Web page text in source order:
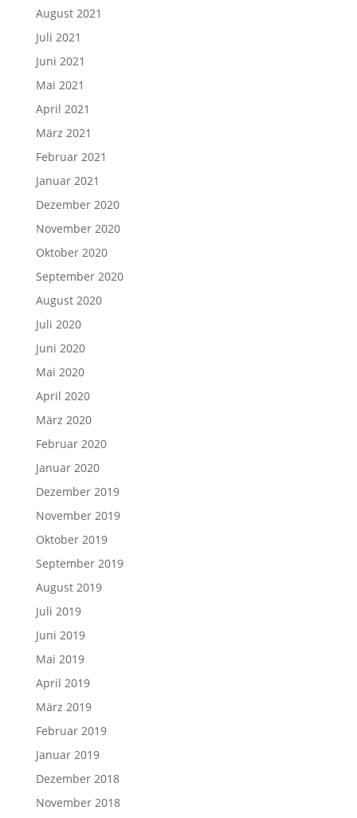
August 2021
Juli 2021
Juni 2021
Mai 2021
April 2021
März 2021
Februar 2021
Januar 2021
Dezember 2020
November 2020
Oktober 2020
September 2020
August 2020
Juli 2020
Juni 2020
Mai 2020
April 2020
März 2020
Februar 2020
Januar 2020
Dezember 2019
November 2019
Oktober 2019
September 2019
August 2019
Juli 2019
Juni 2019
Mai 2019
April 2019
März 2019
Februar 2019
Januar 2019
Dezember 2018
November 2018